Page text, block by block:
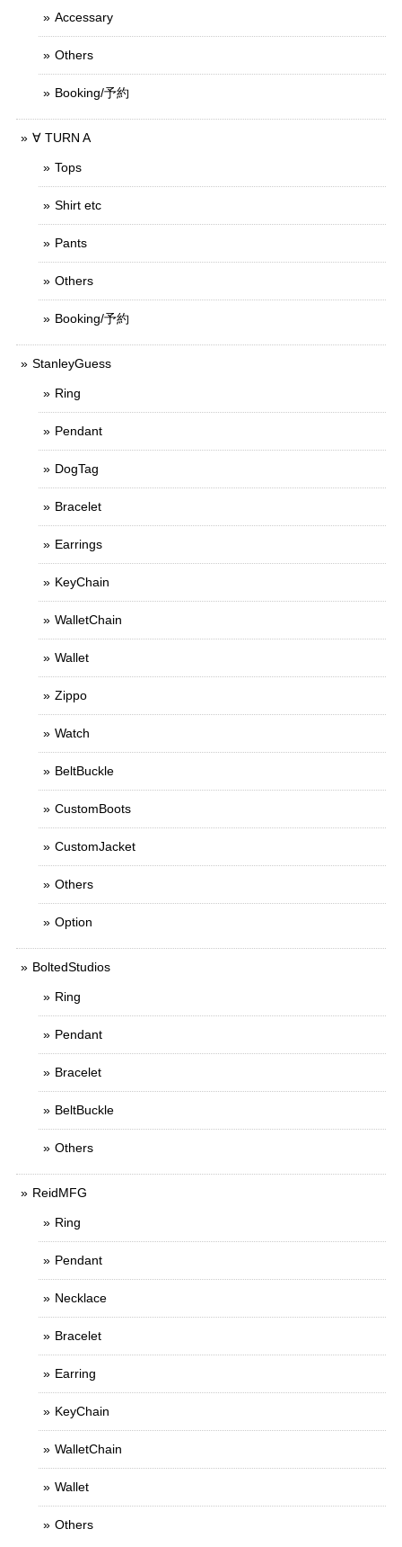
Accessary
Others
Booking/予約
∀ TURN A
Tops
Shirt etc
Pants
Others
Booking/予約
StanleyGuess
Ring
Pendant
DogTag
Bracelet
Earrings
KeyChain
WalletChain
Wallet
Zippo
Watch
BeltBuckle
CustomBoots
CustomJacket
Others
Option
BoltedStudios
Ring
Pendant
Bracelet
BeltBuckle
Others
ReidMFG
Ring
Pendant
Necklace
Bracelet
Earring
KeyChain
WalletChain
Wallet
Others